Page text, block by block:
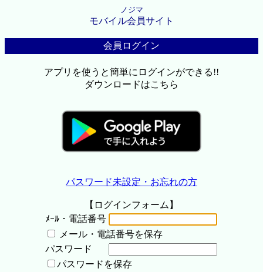
ノジマ
モバイル会員サイト
会員ログイン
アプリを使うと簡単にログインができる!!
ダウンロードはこちら
パスワード未設定・お忘れの方
【ログインフォーム】
ﾒｰﾙ・電話番号
メール・電話番号を保存
パスワード
パスワードを保存